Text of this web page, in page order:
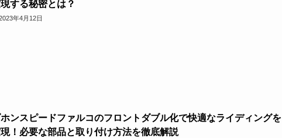
する秘密とは？
年4月12日
ンスピードファルコのフロントダブル化で快適なライディングを
！必要な部品と取り付け方法を徹底解説